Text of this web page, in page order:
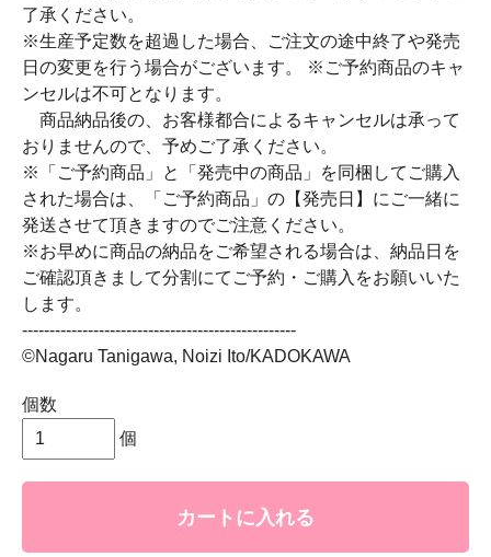
了承ください。
※生産予定数を超過した場合、ご注文の途中終了や発売
日の変更を行う場合がございます。 ※ご予約商品のキャ
ンセルは不可となります。
商品納品後の、お客様都合によるキャンセルは承って
おりませんので、予めご了承ください。
※「ご予約商品」と「発売中の商品」を同梱してご購入
された場合は、「ご予約商品」の【発売日】にご一緒に
発送させて頂きますのでご注意ください。
※お早めに商品の納品をご希望される場合は、納品日を
ご確認頂きまして分割にてご予約・ご購入をお願いいた
します。
--------------------------------------------------
©Nagaru Tanigawa, Noizi Ito/KADOKAWA
個数
個
カートに入れる